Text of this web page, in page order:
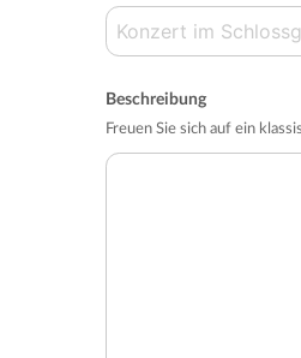
Beschreibung
Freuen Sie sich auf ein